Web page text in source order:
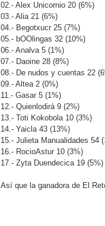
02.- Alex Unicornio 20 (6%)
03.- Alia 21 (6%)
04.- Begotxucr 25 (7%)
05.- bOOlingas 32 (10%)
06.- Analva 5 (1%)
07.- Daoine 28 (8%)
08.- De nudos y cuentas 22
09.- Altea 2 (0%)
11.- Gasar 5 (1%)
12.- Quienlodirá 9 (2%)
13.- Toti Kokobola 10 (3%)
14.- Yaicla 43 (13%)
15.- Julieta Manualidades 54
16.- RocioAstur 10 (3%)
17.- Zyta Duendecica 19 (5%)
Así que la ganadora de El